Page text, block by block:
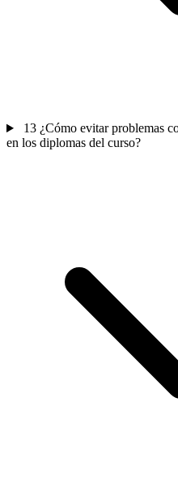
13 ¿Cómo evitar problemas
en los diplomas del curso?